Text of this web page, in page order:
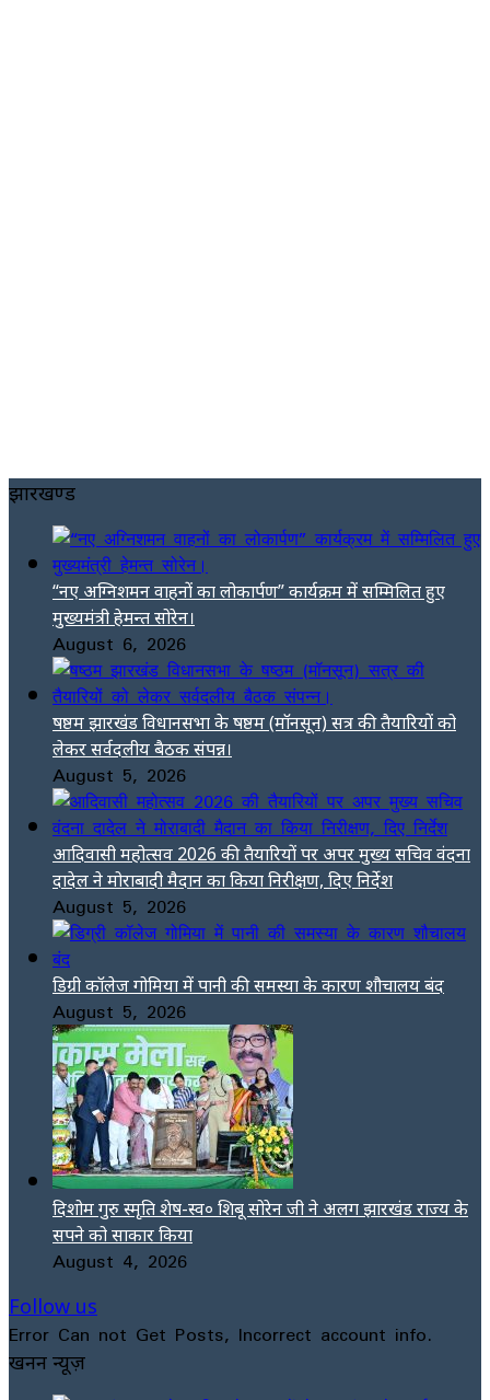
झारखण्ड
“नए अग्निशमन वाहनों का लोकार्पण” कार्यक्रम में सम्मिलित हुए
मुख्यमंत्री हेमन्त सोरेन।
August 6, 2026
षष्ठम झारखंड विधानसभा के षष्ठम (मॉनसून) सत्र की तैयारियों को
लेकर सर्वदलीय बैठक संपन्न।
August 5, 2026
आदिवासी महोत्सव 2026 की तैयारियों पर अपर मुख्य सचिव वंदना
दादेल ने मोराबादी मैदान का किया निरीक्षण, दिए निर्देश
August 5, 2026
डिग्री कॉलेज गोमिया में पानी की समस्या के कारण शौचालय बंद
August 5, 2026
दिशोम गुरु स्मृति शेष-स्व० शिबू सोरेन जी ने अलग झारखंड राज्य के
सपने को साकार किया
August 4, 2026
Follow us
Error Can not Get Posts, Incorrect account info.
खनन न्यूज़